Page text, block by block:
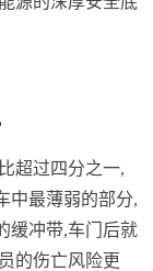
超过四分之一,
中最薄弱的部分,
缓冲带,车门后就
的伤亡风险更